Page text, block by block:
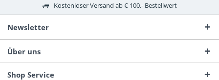
Kostenloser Versand ab € 100,- Bestellwert
Newsletter
Über uns
Shop Service